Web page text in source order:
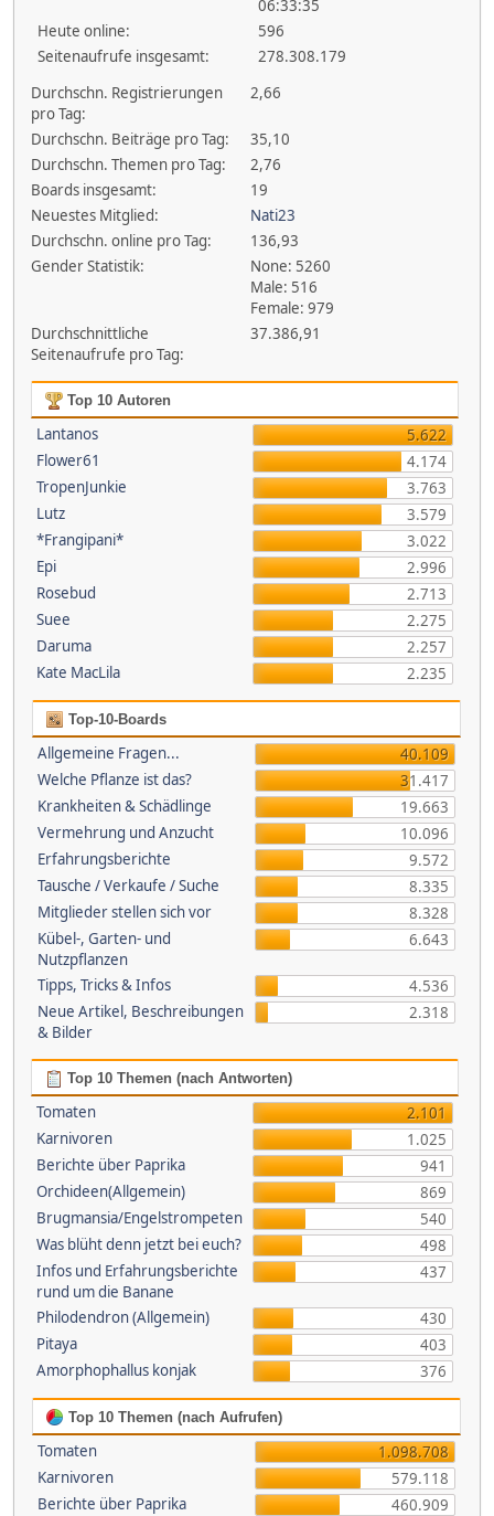
06:33:35
Heute online:
596
Seitenaufrufe insgesamt:
278.308.179
Durchschn. Registrierungen
pro Tag:
2,66
Durchschn. Beiträge pro Tag:
35,10
Durchschn. Themen pro Tag:
2,76
Boards insgesamt:
19
Neuestes Mitglied:
Nati23
Durchschn. online pro Tag:
136,93
Gender Statistik:
None: 5260
Male: 516
Female: 979
Durchschnittliche
Seitenaufrufe pro Tag:
37.386,91
Top 10 Autoren
Lantanos
5.622
Flower61
4.174
TropenJunkie
3.763
Lutz
3.579
*Frangipani*
3.022
Epi
2.996
Rosebud
2.713
Suee
2.275
Daruma
2.257
Kate MacLila
2.235
Top-10-Boards
Allgemeine Fragen...
40.109
Welche Pflanze ist das?
31.417
Krankheiten & Schädlinge
19.663
Vermehrung und Anzucht
10.096
Erfahrungsberichte
9.572
Tausche / Verkaufe / Suche
8.335
Mitglieder stellen sich vor
8.328
Kübel-, Garten- und
Nutzpflanzen
6.643
Tipps, Tricks & Infos
4.536
Neue Artikel, Beschreibungen
& Bilder
2.318
Top 10 Themen (nach Antworten)
Tomaten
2.101
Karnivoren
1.025
Berichte über Paprika
941
Orchideen(Allgemein)
869
Brugmansia/Engelstrompeten
540
Was blüht denn jetzt bei euch?
498
Infos und Erfahrungsberichte
rund um die Banane
437
Philodendron (Allgemein)
430
Pitaya
403
Amorphophallus konjak
376
Top 10 Themen (nach Aufrufen)
Tomaten
1.098.708
Karnivoren
579.118
Berichte über Paprika
460.909